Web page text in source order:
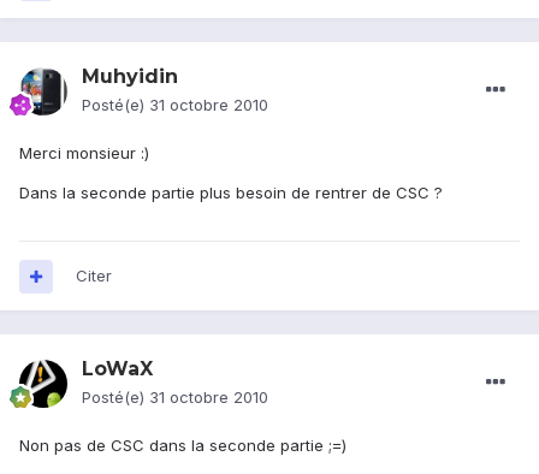
Muhyidin
Posté(e) 31 octobre 2010
Merci monsieur :)
Dans la seconde partie plus besoin de rentrer de CSC ?
Citer
LoWaX
Posté(e) 31 octobre 2010
Non pas de CSC dans la seconde partie ;=)